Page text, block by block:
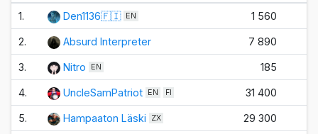
1. Den1136🇫🇮 EN 1 560
2. Absurd Interpreter 7 890
3. Nitro EN 185
4. UncleSamPatriot EN FI 31 400
5. Hampaaton Läski ZX 29 300